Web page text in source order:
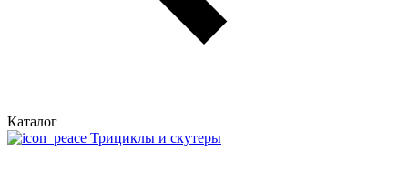
Каталог
Трициклы и скутеры